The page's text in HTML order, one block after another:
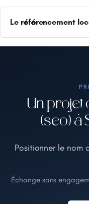
Le référencement
Un projet
(seo) à
Positionner le nom
Échange sans